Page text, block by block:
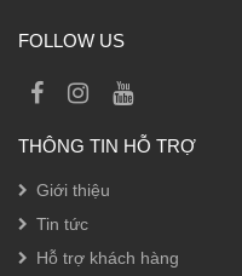
FOLLOW US
THÔNG TIN HỖ TRỢ
Giới thiệu
Tin tức
Hỗ trợ khách hàng